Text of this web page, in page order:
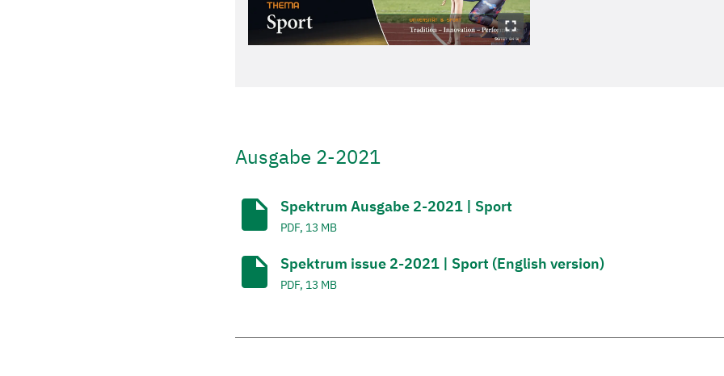
Ausgabe 2-2021
Spektrum Ausgabe 2-2021 | Sport
PDF, 13 MB
Spektrum issue 2-2021 | Sport (English version)
PDF, 13 MB